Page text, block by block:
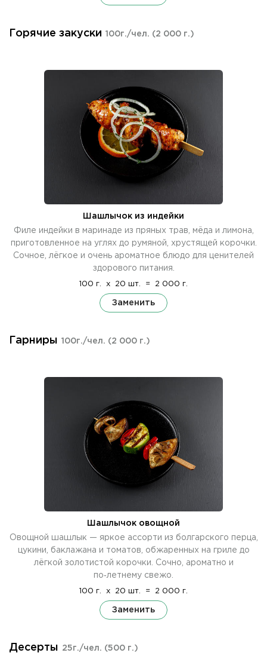
Горячие закуски 100г./чел. (2 000 г.)
Шашлычок из индейки
Филе индейки в маринаде из пряных трав, мёда и лимона,
приготовленное на углях до румяной, хрустящей корочки.
Сочное, лёгкое и очень ароматное блюдо для ценителей
здорового питания.
100 г. x 20 шт. = 2 000 г.
Заменить
Гарниры 100г./чел. (2 000 г.)
Шашлычок овощной
Овощной шашлык — яркое ассорти из болгарского перца,
цукини, баклажана и томатов, обжаренных на гриле до
лёгкой золотистой корочки. Сочно, ароматно и
по‑летнему свежо.
100 г. x 20 шт. = 2 000 г.
Заменить
Десерты 25г./чел. (500 г.)